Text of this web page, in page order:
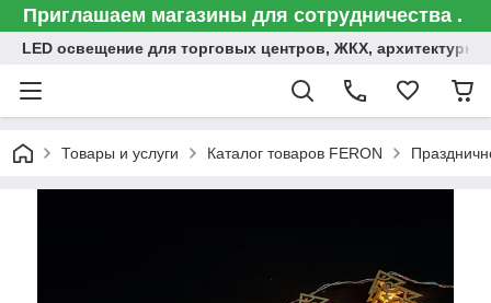
Приглашаем магазины для сотрудничества .
LED освещение для торговых центров, ЖКХ,
Товары и услуги Каталог товаров FERON